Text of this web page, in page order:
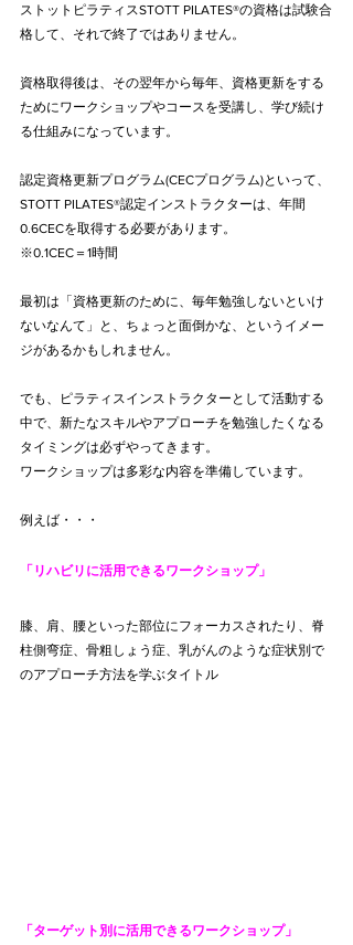
ストットピラティスSTOTT PILATES®の資格は試験合
格して、それで終了ではありません。
資格取得後は、その翌年から毎年、資格更新をする
ためにワークショップやコースを受講し、学び続け
る仕組みになっています。
認定資格更新プログラム(CECプログラム)といって、
STOTT PILATES®認定インストラクターは、年間
0.6CECを取得する必要があります。
※0.1CEC＝1時間
最初は「資格更新のために、毎年勉強しないといけ
ないなんて」と、ちょっと面倒かな、というイメー
ジがあるかもしれません。
でも、ピラティスインストラクターとして活動する
中で、新たなスキルやアプローチを勉強したくなる
タイミングは必ずやってきます。
ワークショップは多彩な内容を準備しています。
例えば・・・
「リハビリに活用できるワークショップ」
膝、肩、腰といった部位にフォーカスされたり、脊
柱側弯症、骨粗しょう症、乳がんのような症状別で
のアプローチ方法を学ぶタイトル
「ターゲット別に活用できるワークショップ」